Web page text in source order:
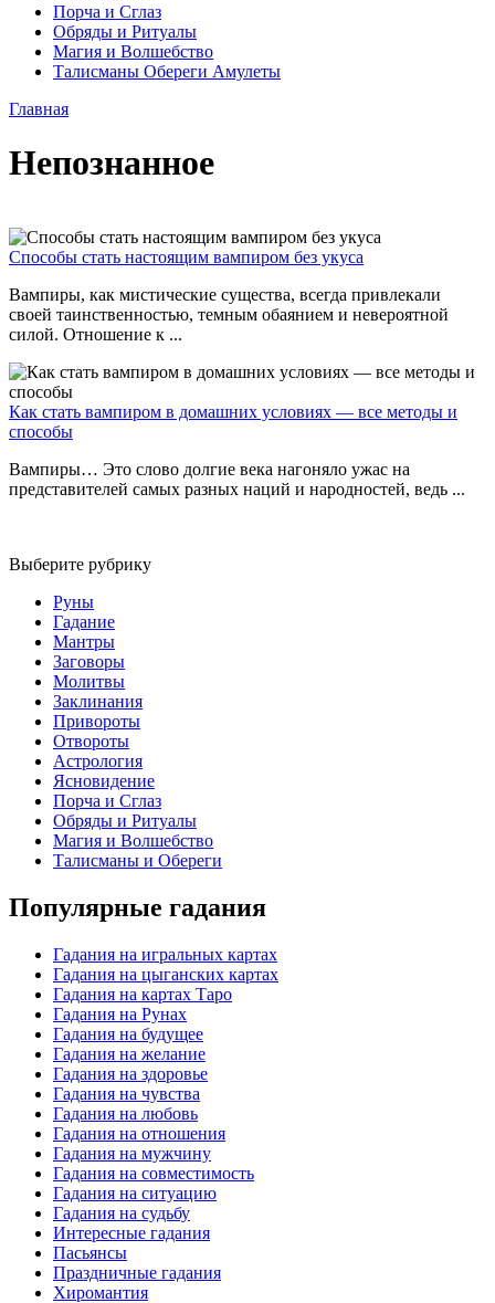
Порча и Сглаз
Обряды и Ритуалы
Магия и Волшебство
Талисманы Обереги Амулеты
Главная
Непознанное
Способы стать настоящим вампиром без укуса
Вампиры, как мистические существа, всегда привлекали
своей таинственностью, темным обаянием и невероятной
силой. Отношение к ...
Как стать вампиром в домашних условиях — все методы и
способы
Вампиры… Это слово долгие века нагоняло ужас на
представителей самых разных наций и народностей, ведь ...
Выберите рубрику
Руны
Гадание
Мантры
Заговоры
Молитвы
Заклинания
Привороты
Отвороты
Астрология
Ясновидение
Порча и Сглаз
Обряды и Ритуалы
Магия и Волшебство
Талисманы и Обереги
Популярные гадания
Гадания на игральных картах
Гадания на цыганских картах
Гадания на картах Таро
Гадания на Рунах
Гадания на будущее
Гадания на желание
Гадания на здоровье
Гадания на чувства
Гадания на любовь
Гадания на отношения
Гадания на мужчину
Гадания на совместимость
Гадания на ситуацию
Гадания на судьбу
Интересные гадания
Пасьянсы
Праздничные гадания
Хиромантия